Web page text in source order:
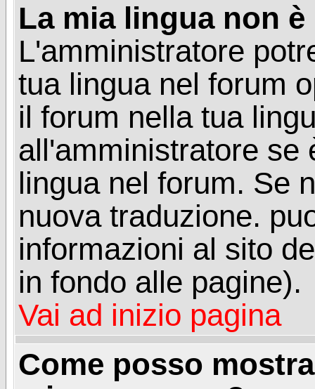
La mia lingua non
L'amministratore
tua lingua nel forum
il forum nella tua
all'amministratore se
lingua nel forum. Se
nuova traduzione.
informazioni al sito
in fondo alle pagine).
Vai ad inizio pagina
Come posso